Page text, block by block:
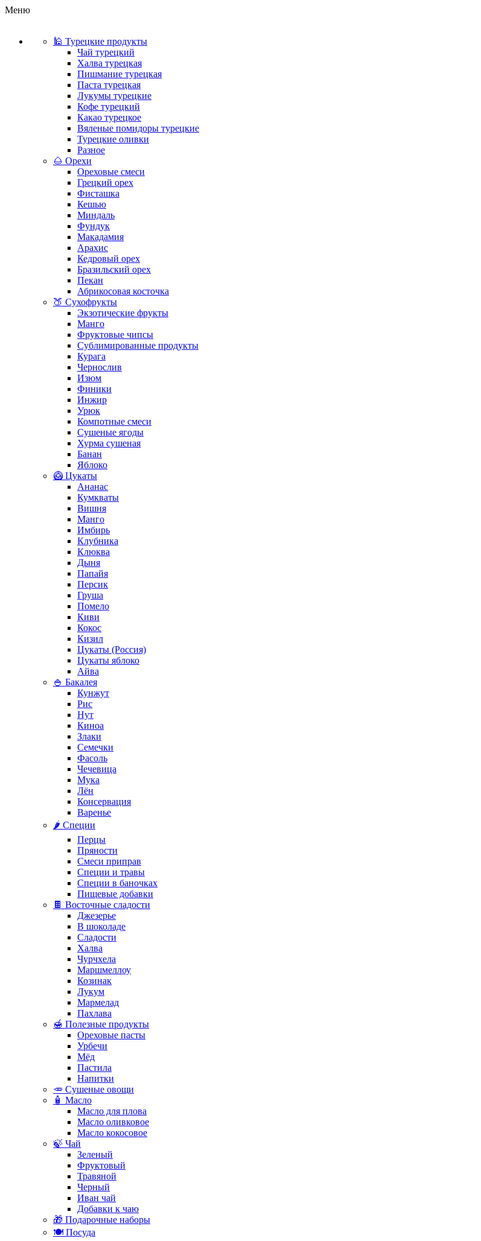
Меню
🕌 Турецкие продукты
Чай турецкий
Халва турецкая
Пишмание турецкая
Паста турецкая
Лукумы турецкие
Кофе турецкий
Какао турецкое
Вяленые помидоры турецкие
Турецкие оливки
Разное
🌰 Орехи
Ореховые смеси
Грецкий орех
Фисташка
Кешью
Миндаль
Фундук
Макадамия
Арахис
Кедровый орех
Бразильский орех
Пекан
Абрикосовая косточка
🍑 Сухофрукты
Экзотические фрукты
Манго
Фруктовые чипсы
Сублимированные продукты
Курага
Чернослив
Изюм
Финики
Инжир
Урюк
Компотные смеси
Сушеные ягоды
Хурма сушеная
Банан
Яблоко
🥝 Цукаты
Ананас
Кумкваты
Вишня
Манго
Имбирь
Клубника
Клюква
Дыня
Папайя
Персик
Груша
Помело
Киви
Кокос
Кизил
Цукаты (Россия)
Цукаты яблоко
Айва
🍚 Бакалея
Кунжут
Рис
Нут
Киноа
Злаки
Семечки
Фасоль
Чечевица
Мука
Лён
Консервация
Варенье
🌶️ Специи
Перцы
Пряности
Смеси приправ
Специи и травы
Специи в баночках
Пищевые добавки
🍫 Восточные сладости
Джезерье
В шоколаде
Сладости
Халва
Чурчхела
Маршмеллоу
Козинак
Лукум
Мармелад
Пахлава
🍯 Полезные продукты
Ореховые пасты
Урбечи
Мёд
Пастила
Напитки
🥕 Сушеные овощи
🧴 Масло
Масло для плова
Масло оливковое
Масло кокосовое
🍃 Чай
Зеленый
Фруктовый
Травяной
Черный
Иван чай
Добавки к чаю
🎁 Подарочные наборы
🍽️ Посуда